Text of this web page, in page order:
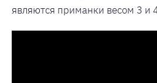
являются приманки весом 3 и